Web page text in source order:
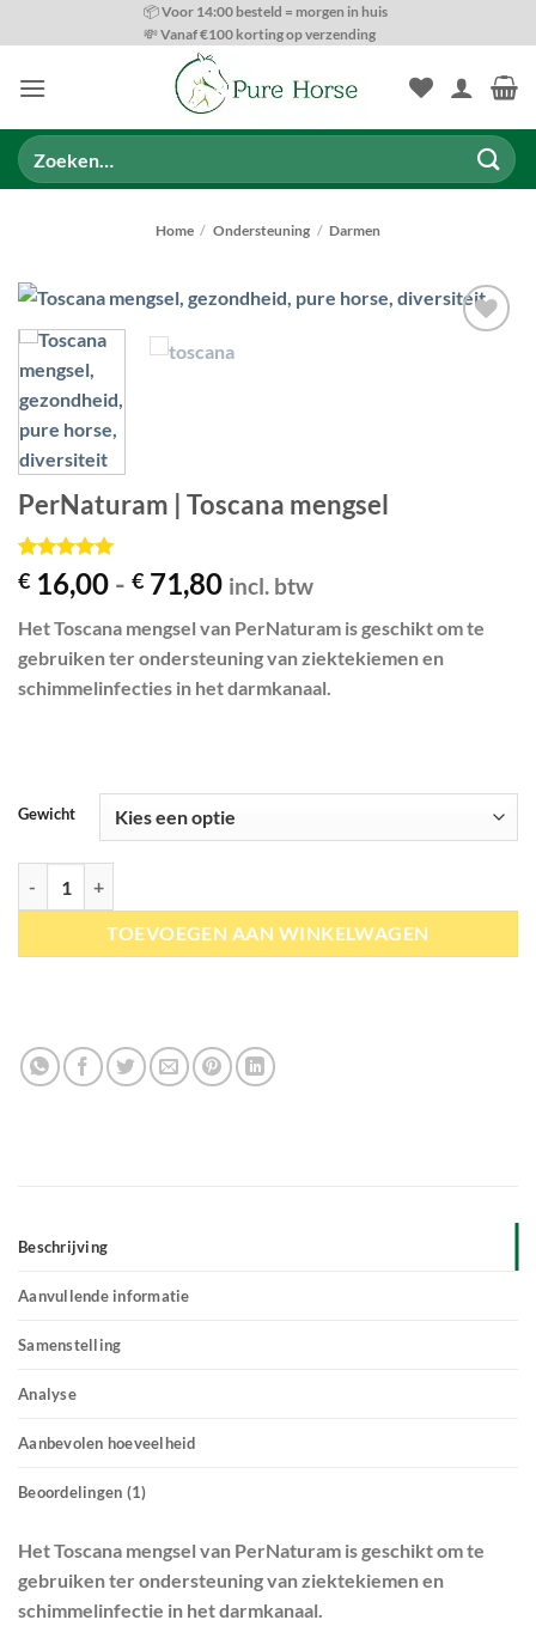
naar
📦 Voor 14:00 besteld = morgen in huis
💸 Vanaf €100 korting op verzending
Zoeken
naar:
Home / Ondersteuning / Darmen
PerNaturam | Toscana mengsel
Gewaardeerd
5op 5
op
1
klant
waardering
€ 16,00 - € 71,80Prijsklasse:
tot
€ 71,80
incl. btw
Het Toscana mengsel van PerNaturam is geschikt om te
gebruiken ter ondersteuning van ziektekiemen en
schimmelinfecties in het darmkanaal.
Gewicht
TOEVOEGEN AAN WINKELWAGEN
Beschrijving
Aanvullende informatie
Samenstelling
Analyse
Aanbevolen hoeveelheid
Beoordelingen (1)
Het Toscana mengsel van PerNaturam is geschikt om te
gebruiken ter ondersteuning van ziektekiemen en
schimmelinfectie in het darmkanaal.